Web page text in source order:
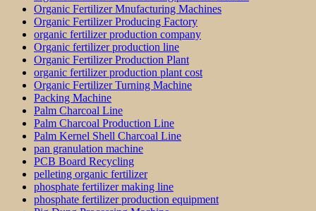
Organic Fertilizer Mnufacturing Machines
Organic Fertilizer Producing Factory
organic fertilizer production company
Organic fertilizer production line
Organic Fertilizer Production Plant
organic fertilizer production plant cost
Organic Fertilizer Turning Machine
Packing Machine
Palm Charcoal Line
Palm Charcoal Production Line
Palm Kernel Shell Charcoal Line
pan granulation machine
PCB Board Recycling
pelleting organic fertilizer
phosphate fertilizer making line
phosphate fertilizer production equipment